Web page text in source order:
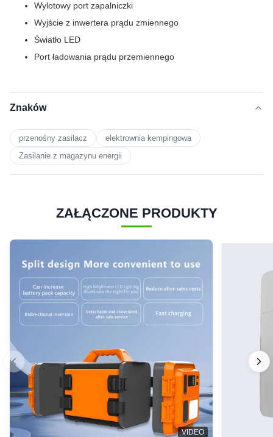
Wylotowy port zapalniczki
Wyjście z inwertera prądu zmiennego
Światło LED
Port ładowania prądu przemiennego
Znaków
przenośny zasilacz
elektrownia kempingowa
Zasilanie z magazynu energii
ZAŁĄCZONE PRODUKTY
VIDEO